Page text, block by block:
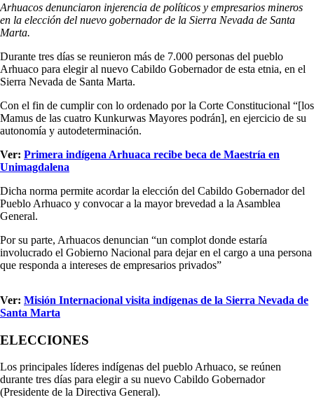
Arhuacos denunciaron injerencia de políticos y empresarios mineros
en la elección del nuevo gobernador de la Sierra Nevada de Santa
Marta.
Durante tres días se reunieron más de 7.000 personas del pueblo
Arhuaco para elegir al nuevo Cabildo Gobernador de esta etnia, en el
Sierra Nevada de Santa Marta.
Con el fin de cumplir con lo ordenado por la Corte Constitucional “[los
Mamus de las cuatro Kunkurwas Mayores podrán], en ejercicio de su
autonomía y autodeterminación.
Ver: Primera indígena Arhuaca recibe beca de Maestría en
Unimagdalena
Dicha norma permite acordar la elección del Cabildo Gobernador del
Pueblo Arhuaco y convocar a la mayor brevedad a la Asamblea
General.
Por su parte, Arhuacos denuncian “un complot donde estaría
involucrado el Gobierno Nacional para dejar en el cargo a una persona
que responda a intereses de empresarios privados”
Ver: Misión Internacional visita indígenas de la Sierra Nevada de
Santa Marta
ELECCIONES
Los principales líderes indígenas del pueblo Arhuaco, se reúnen
durante tres días para elegir a su nuevo Cabildo Gobernador
(Presidente de la Directiva General).